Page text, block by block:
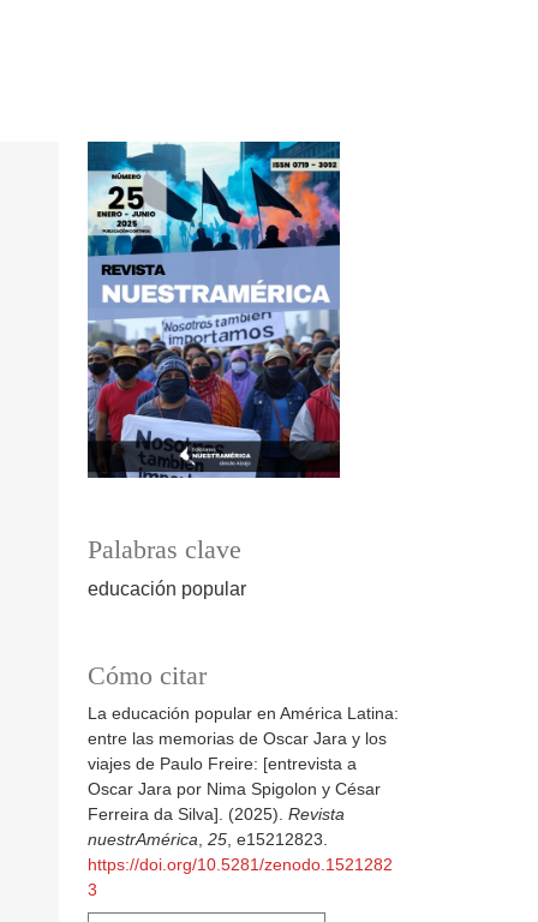
Palabras clave
educación popular
Cómo citar
La educación popular en América Latina:
entre las memorias de Oscar Jara y los
viajes de Paulo Freire: [entrevista a
Oscar Jara por Nima Spigolon y César
Ferreira da Silva]. (2025). Revista
nuestrAmérica 25 , e15212823.
https://doi.org/10.5281/zenodo.1521282
3